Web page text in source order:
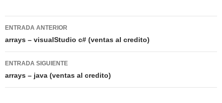
Navegación
de
entradas
ENTRADA ANTERIOR
arrays – visualStudio c# (ventas al credito)
ENTRADA SIGUIENTE
arrays – java (ventas al credito)